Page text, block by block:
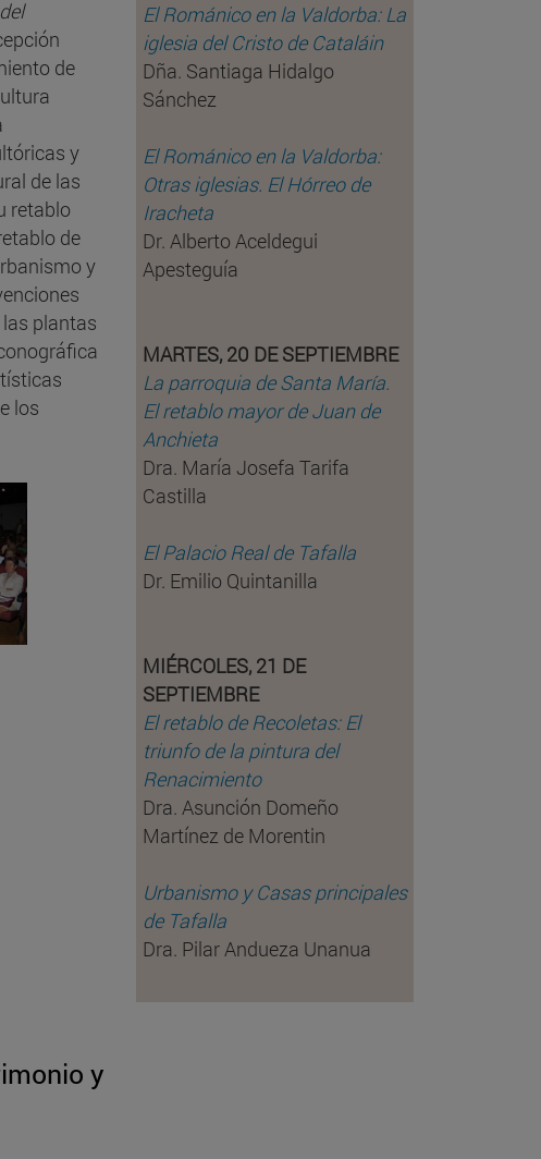
de
y
de las
retablo
de
y
plantas
los
El Románico en la Valdorba: La
iglesia del Cristo de Cataláin
Dña. Santiaga Hidalgo
Sánchez
El Románico en la Valdorba:
Otras iglesias. El Hórreo de
Iracheta
Dr. Alberto Aceldegui
Apesteguía
MARTES, 20 DE SEPTIEMBRE
La parroquia de Santa María.
El retablo mayor de Juan de
Anchieta
Dra. María Josefa Tarifa
Castilla
El Palacio Real de Tafalla
Dr. Emilio Quintanilla
MIÉRCOLES, 21 DE
SEPTIEMBRE
El retablo de Recoletas: El
triunfo de la pintura del
Renacimiento
Dra. Asunción Domeño
Martínez de Morentin
Urbanismo y Casas principales
de Tafalla
Dra. Pilar Andueza Unanua
y